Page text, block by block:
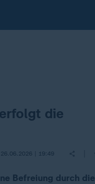
die
26.06.2026 | 19:49
Befreiung durch die